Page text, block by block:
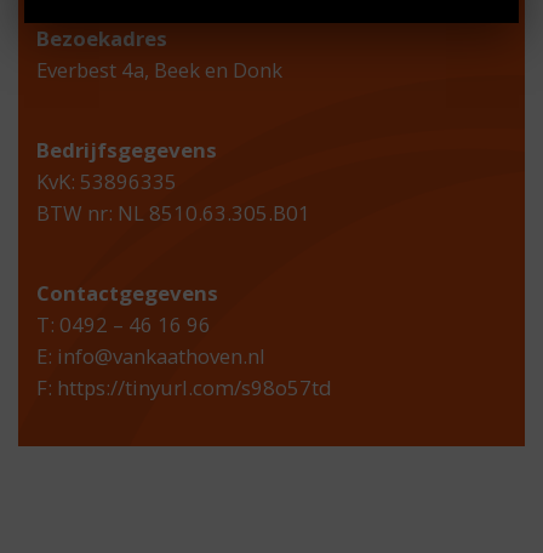
Bezoekadres
Everbest 4a, Beek en Donk
Bedrijfsgegevens
KvK: 53896335
BTW nr: NL 8510.63.305.B01
Contactgegevens
T: 0492 – 46 16 96
E: info@vankaathoven.nl
F: https://tinyurl.com/s98o57td